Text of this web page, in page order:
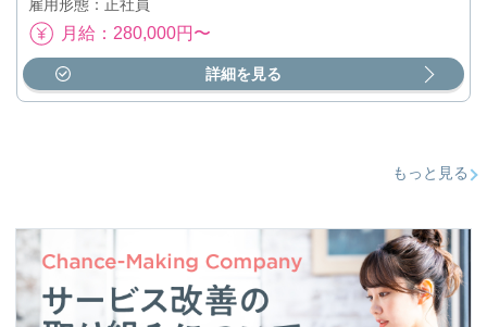
雇用形態：正社員
月給：280,000円〜
詳細を見る
もっと見る